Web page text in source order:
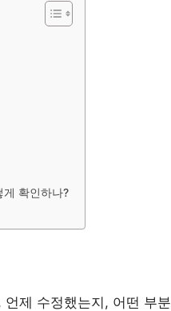
확인하나?
제 수정했는지, 어떤 부분